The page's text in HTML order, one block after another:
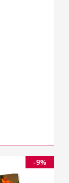
-9%